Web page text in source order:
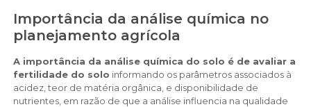
Importância da análise química no
planejamento agrícola
A importância da análise química do solo é de avaliar a
fertilidade do solo informando os parâmetros associados à
acidez, teor de matéria orgânica, e disponibilidade de
nutrientes, em razão de que a análise influencia na qualidade